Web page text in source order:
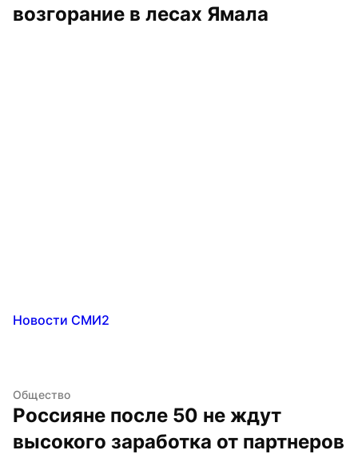
возгорание в лесах Ямала
Новости СМИ2
Общество
Россияне после 50 не ждут
высокого заработка от партнеров